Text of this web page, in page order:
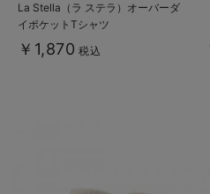
La Stella（ラ ステラ）オーバーダ
イポケットTシャツ
￥1,870 税込